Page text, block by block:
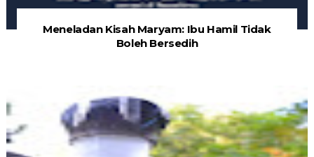
Meneladan Kisah Maryam: Ibu Hamil Tidak
Boleh Bersedih